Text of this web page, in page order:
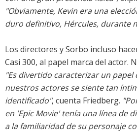
"Obviamente, Kevin era una
duro definitivo, Hércules, durante
Los directores y Sorbo incluso
Casi 300, al papel marca del actor.
"Es divertido caracterizar un papel
nuestros actores se siente tan
identificado", cuenta Friedberg.
en 'Epic Movie' tenía una línea de
a la familiaridad de su personaje